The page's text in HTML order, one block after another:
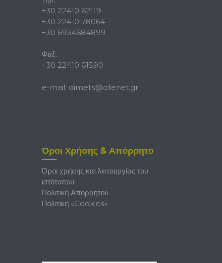
+30 22410 62119
+30 22410 78064
+30 6934684899
Φάξ:
+30 22410 61590
e-mail: dimelis@otenet.gr
Όροι Χρήσης & Απόρρητο
Όροι χρήσης και λειτουργίας του
ιστότοπου
Πολιτική Απορρήτου
Πολιτική «Cookies»